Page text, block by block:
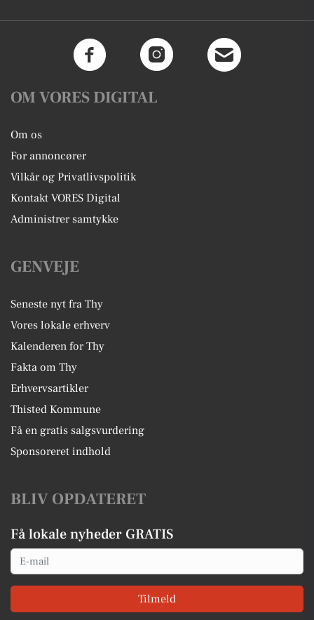
OM VORES DIGITAL
Om os
For annoncører
Vilkår og Privatlivspolitik
Kontakt VORES Digital
Administrer samtykke
GENVEJE
Seneste nyt fra Thy
Vores lokale erhverv
Kalenderen for Thy
Fakta om Thy
Erhvervsartikler
Thisted Kommune
Få en gratis salgsvurdering
Sponsoreret indhold
BLIV OPDATERET
Få lokale nyheder GRATIS
Email
Tilmeld